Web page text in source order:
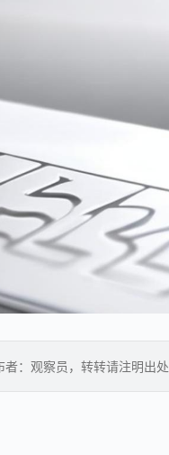
：观察员，转转请注明出处